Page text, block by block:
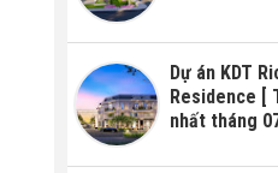
Dự án KDT
Residence [
nhất tháng